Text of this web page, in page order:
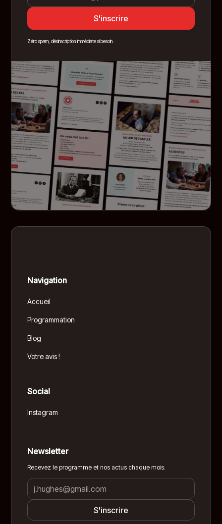
Zéro spam, désinscription immédiate si besoin.
Navigation
Accueil
Programmation
Blog
Votre avis !
Social
Instagram
Newsletter
Recevez le programme et nos actus chaque mois.